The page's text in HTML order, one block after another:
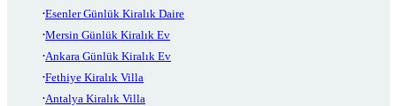
Esenler Günlük Kiralık Daire
Mersin Günlük Kiralık Ev
Ankara Günlük Kiralık Ev
Fethiye Kiralık Villa
Antalya Kiralık Villa